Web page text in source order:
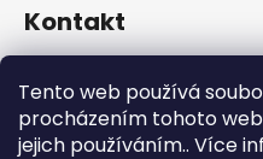
Tento web používá
procházením tohoto
jejich používáním.. Více
Kontakt
+420 739 522 572
hookah_gang.cz/